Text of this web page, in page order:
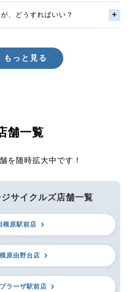
、どうすればいい？
もっと見る
舗一覧
を随時拡大中です！
サイクルズ店舗一覧
模原駅前店
原由野台店
ラーザ駅前店